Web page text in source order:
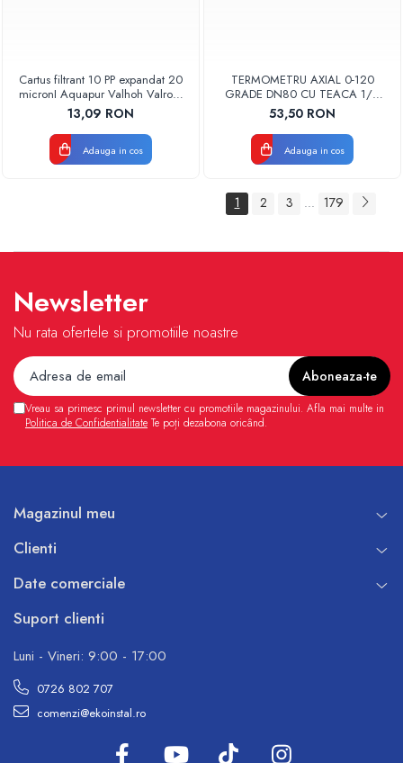
Cartus filtrant 10 PP expandat 20
micronI Aquapur Valhoh Valrom
AQUA07000110020
13,09 RON
Adauga in cos
TERMOMETRU AXIAL 0-120
GRADE DN80 CU TEACA 1/2
TB80-100 FIMET
53,50 RON
Adauga in cos
1 2 3 ... 179
Newsletter
Nu rata ofertele si promotiile noastre
Vreau sa primesc primul newsletter cu promotiile magazinului. Afla mai multe in
Politica de Confidentialitate Te poți dezabona oricând.
Magazinul meu
Clienti
Date comerciale
Suport clienti
Luni - Vineri: 9:00 - 17:00
0726 802 707
comenzi@ekoinstal.ro